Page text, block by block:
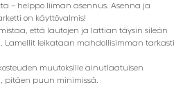
– helppo liiman asennus. Asenna ja
on käyttövalmis!
että lautojen ja lattian täysin sileän
Lamellit leikataan mahdollisimman tarkasti
muutoksille ainutlaatuisen
pitäen puun minimissä.